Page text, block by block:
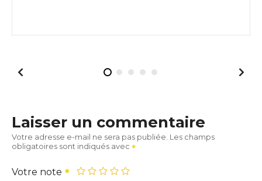
Laisser un commentaire
Votre adresse e-mail ne sera pas publiée. Les champs
obligatoires sont indiqués avec
Votre note